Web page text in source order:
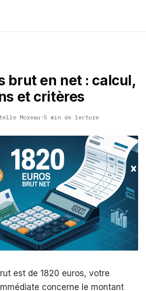
brut en net : calcul,
et critères
Moreau ·5 min de lecture
est de 1820 euros, votre
concerne le montant